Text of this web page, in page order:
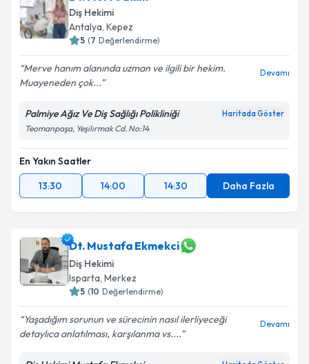
Diş Hekimi
Antalya, Kepez
5 (7 Değerlendirme)
Merve hanım alanında uzman ve ilgili bir hekim.
Muayeneden çok...
Devamı
Palmiye Ağız Ve Diş Sağlığı Polikliniği Haritada Göster
Teomanpaşa, Yeşilırmak Cd. No:14
En Yakın Saatler
13:30
14:00 14:30 Daha Fazla
Dt. Mustafa Ekmekci
Diş Hekimi
Isparta, Merkez
5 (10 Değerlendirme)
Yaşadığım sorunun ve sürecinin nasıl ilerliyeceği
detaylıca anlatılması, karşılanma vs....
Devamı